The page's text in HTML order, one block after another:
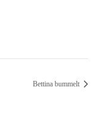
Bettina bummelt